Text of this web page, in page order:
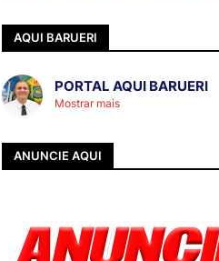
AQUI BARUERI
PORTAL AQUI BARUERI
Mostrar mais
ANUNCIE AQUI